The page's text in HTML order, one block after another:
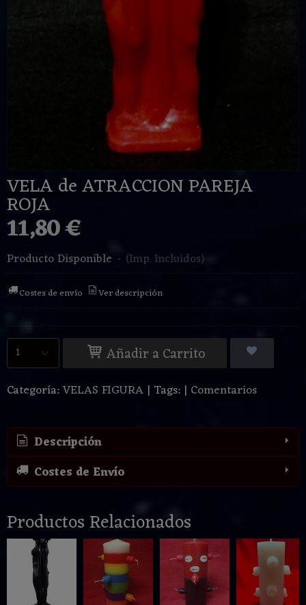
VELA de ATRACCION PAREJA
ROJA
11,80 €
Producto Disponible - (Imp. Incluidos)
Costes de envío Ver descripción
Añadir a Carrito
Categoría:VELAS FIGURA | Tags: | Comentarios
Descripción
Costes de Envío
Productos Relacionados